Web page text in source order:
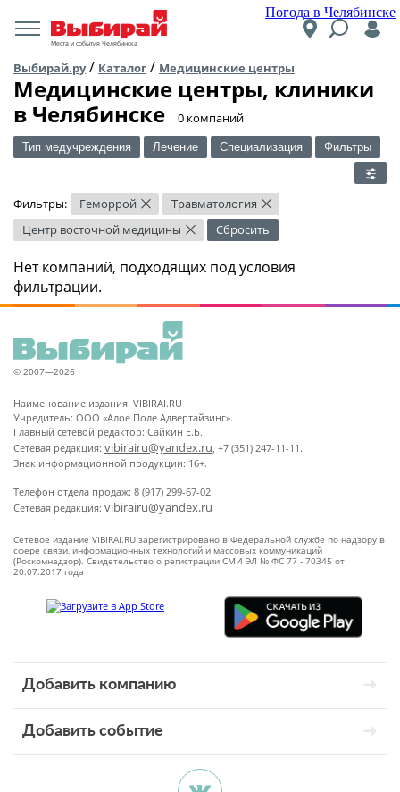
Погода в Челябинске
Места и события Челябинска
Выбирай.ру/ Каталог / Медицинские центры
Медицинские центры, клиники
в Челябинске
​0 компаний
Тип медучреждения Лечение Специализация Фильтры
Фильтры: Геморрой × Травматология ×
Центр восточной медицины × Сбросить
Нет компаний, подходящих под условия
фильтрации.
© 2007—2026
Наименование издания: VIBIRAI.RU
Учредитель: ООО «Алое Поле Адвертайзинг».
Главный сетевой редактор: Сайкин Е.Б.
Сетевая редакция: vibirairu@yandex.ru, +7 (351) 247-11-11.
Знак информационной продукции: 16+.
Телефон отдела продаж: 8 (917) 299-67-02
Сетевая редакция: vibirairu@yandex.ru
Сетевое издание VIBIRAI.RU зарегистрировано в Федеральной службе по надзору в
сфере связи, информационных технологий и массовых коммуникаций
(Роскомнадзор). Свидетельство о регистрации СМИ ЭЛ № ФС 77 - 70345 от
20.07.2017 года
Добавить компанию
Добавить событие